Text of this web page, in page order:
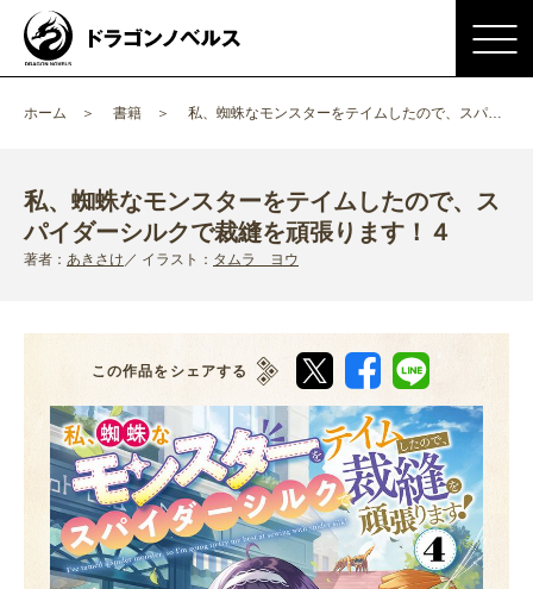
ホーム 書籍 私、蜘蛛なモンスターをテイムしたので、スパイダーシルクで裁縫を頑張ります！
私、蜘蛛なモンスターをテイムしたので、ス
パイダーシルクで裁縫を頑張ります！４
著者： あきさけ イラスト： タムラ ヨウ
この作品をシェアする